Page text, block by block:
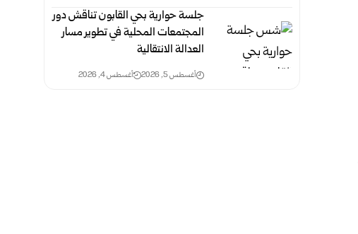
جلسة حوارية بحي القابون تناقش دور
المجتمعات المحلية في تطوير مسار
العدالة الانتقالية
أغسطس 5, 2026 أغسطس 4, 2026